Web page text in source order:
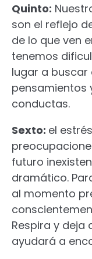
Quinto:
son el reflejo
de lo que ven
tenemos
lugar a buscar
pensamientos
conductas.
Sexto: el
futuro
dramático.
al momento
Respira y deja
ayudará a